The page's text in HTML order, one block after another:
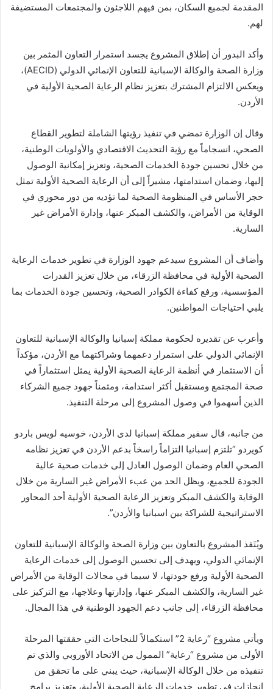
المقدمة لجميع السكان، بمن فيهم اللاجئون والمجتمعات المستضيفة
لهم.
وأكد البدور أن إطلاق المشروع يجسد استمرار التعاون المثمر بين
وزارة الصحة والوكالة الإسبانية للتعاون الإنمائي الدولي (AECID)،
ويعكس الالتزام المشترك بتعزيز نظام الرعاية الصحية الأولية في
الأردن.
وقال إن الوزارة تمضي في تنفيذ رؤيتها الشاملة لتطوير القطاع
الصحي، انسجاماً مع رؤية التحديث الاقتصادي والأولويات الوطنية،
من خلال تحسين جودة الخدمات الصحية، وتعزيز إمكانية الوصول
إليها، وضمان استدامتها، مشيراً إلى أن الرعاية الصحية الأولية تمثل
حجر الأساس في المنظومة الصحية لما تؤديه من دور محوري في
الوقاية من الأمراض، والكشف المبكر عنها، وإدارة الأمراض غير
السارية.
وأضاف أن المشروع سيدعم جهود الوزارة في تطوير خدمات الرعاية
الصحية الأولية في محافظة الزرقاء، من خلال تعزيز القدرات
المؤسسية، ورفع كفاءة الكوادر الصحية، وتحسين جودة الخدمات بما
يلبي احتياجات المواطنين.
وأعرب عن تقديره لحكومة مملكة إسبانيا والوكالة الإسبانية للتعاون
الإنمائي الدولي على استمرار دعمهما وشراكتهما مع الأردن، مؤكداً
أن الاستثمار في أنظمة الرعاية الصحية الأولية يمثل استثماراً في
صحة المجتمع ومستقبل أكثر استدامة، ومثمناً جهود جميع الشركاء
الذين أسهموا في وصول المشروع إلى مرحلة التنفيذ.
من جانبه، قال سفير مملكة إسبانيا لدى الأردن، خوسيه لويس باردو
كويردو “تلتزم إسبانيا التزاماً راسخاً بدعم الأردن في تعزيز نظامه
الصحي العام وضمان الوصول العادل إلى خدمات صحية عالية
الجودة للجميع، ويظل الحد من عبء الأمراض غير السارية من خلال
الوقاية والكشف المبكر وتعزيز الرعاية الصحية الأولية أحد المحاور
الاستراتيجية للشراكة بين اسبانيا والأردن”.
ويُنَفذ المشروع بالتعاون بين وزارة الصحة والوكالة الإسبانية للتعاون
الإنمائي الدولي، ويهدف إلى تحسين الوصول إلى خدمات الرعاية
الصحية الأولية ورفع جودتها، لا سيما في مجالات الوقاية من الأمراض
غير السارية، والكشف المبكر عنها، وإدارتها وعلاجها، مع التركيز على
محافظة الزرقاء، إلى جانب دعم الجهود الوطنية في هذا المجال.
ويأتي مشروع “رعاية 2” استكمالاً للنجاحات التي حققتها المرحلة
الأولى من مشروع “رعاية” الممول من الاتحاد الأوروبي والذي تم
تنفيذه من خلال الوكالة الإسبانية، حيث يبني على ما تحقق من
إنجازات في تطوير خدمات الرعاية الصحية الأولية، وتعزيز برامج